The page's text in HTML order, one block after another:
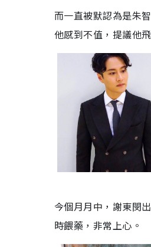
而一直被默認為是朱
他感到不值，提議他
今個月月中，謝東閔
時餵藥，非常上心。